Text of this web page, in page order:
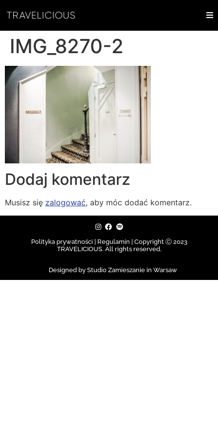
IMG_8270-2
Dodaj komentarz
Musisz się zalogować, aby móc dodać komentarz.
Polityka prywatności | Regulamin | Copyright Ⓒ 2023
TRAVELICIOUS. All rights reserved.
Designed by Studio Zamieszanie in Warsaw